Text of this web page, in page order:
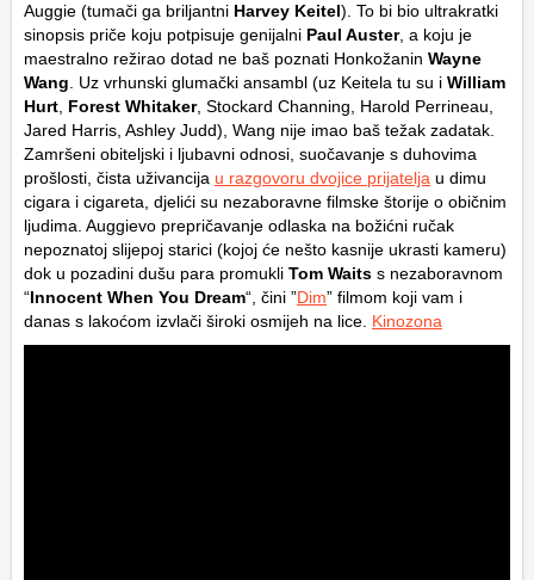
Auggie (tumači ga briljantni Harvey Keitel). To bi bio ultrakratki
sinopsis priče koju potpisuje genijalni Paul Auster, a koju je
maestralno režirao dotad ne baš poznati Honkožanin Wayne
Wang . Uz vrhunski glumački ansambl (uz Keitela tu su i William
Hurt Forest Whitaker, Stockard Channing, Harold Perrineau,
Jared Harris, Ashley Judd), Wang nije imao baš težak zadatak.
Zamršeni obiteljski i ljubavni odnosi, suočavanje s duhovima
prošlosti, čista uživancija u razgovoru dvojice prijatelja u dimu
cigara i cigareta, djelići su nezaboravne filmske štorije o običnim
ljudima. Auggievo prepričavanje odlaska na božićni ručak
nepoznatoj slijepoj starici (kojoj će nešto kasnije ukrasti kameru)
dok u pozadini dušu para promukli Tom Waits s nezaboravnom
“Innocent When You Dream“, čini ”Dim” filmom koji vam i
danas s lakoćom izvlači široki osmijeh na lice. Kinozona